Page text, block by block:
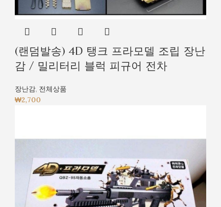
(랜덤발송) 4D 탱크 프라모델 조립 장난
감 / 밀리터리 블럭 피규어 전차
장난감, 전체상품
₩2,700